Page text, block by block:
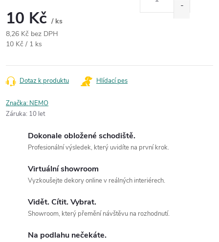
10 Kč / ks
8,26 Kč bez DPH
Měrná cena:
10 Kč / 1 ks
Dotaz k produktu Hlídací pes
Značka: NEMO
Záruka: 10 let
Dokonale obložené schodiště.
Profesionální výsledek, který uvidíte na první krok.
Virtuální showroom
Vyzkoušejte dekory online v reálných interiérech.
Vidět. Cítit. Vybrat.
Showroom, který přemění návštěvu na rozhodnutí.
Na podlahu nečekáte.